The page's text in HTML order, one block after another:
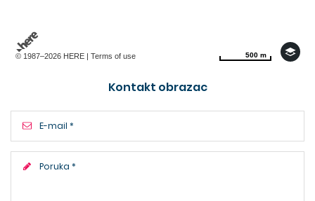
© 1987–2026 HERE | Terms of use 500 m
500 m
Kontakt obrazac